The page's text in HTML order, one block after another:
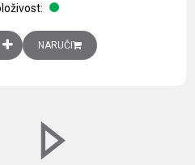
montažna ploča V1000xŠ800mm,
NARUČI